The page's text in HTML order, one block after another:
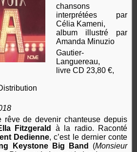
chansons
interprétées par
Célia Kameni,
album illustré par
Amanda Minuzio
Gautier-
Languereau,
livre CD 23,80 €,
rêve de devenir chanteuse depuis
Fitzgerald
à la radio. Raconté
Dedienne, c’est le dernier conte
Keystone Big Band (Monsieur